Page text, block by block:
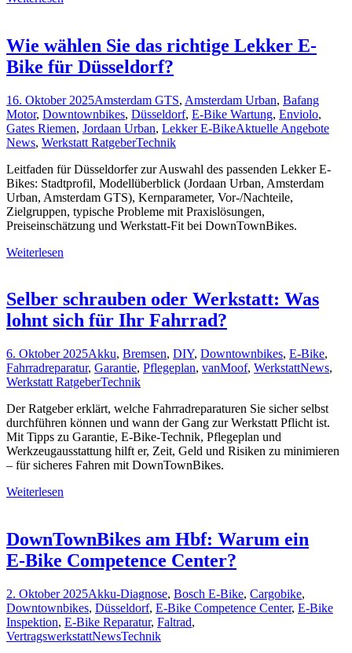
Wie wählen Sie das richtige Lekker E-
Bike für Düsseldorf?
16. Oktober 2025Amsterdam GTS, Amsterdam Urban, Bafang
Motor, Downtownbikes, Düsseldorf, E-Bike Wartung, Enviolo,
Gates Riemen, Jordaan Urban, Lekker E-BikeAktuelle Angebote
News, Werkstatt RatgeberTechnik
Leitfaden für Düsseldorfer zur Auswahl des passenden Lekker E-
Bikes: Stadtprofil, Modellüberblick (Jordaan Urban, Amsterdam
Urban, Amsterdam GTS), Kernparameter, Vor-/Nachteile,
Zielgruppen, typische Probleme mit Praxislösungen,
Preiseinschätzung und Werkstatt-Fit bei DownTownBikes.
Weiterlesen
Selber schrauben oder Werkstatt: Was
lohnt sich für Ihr Fahrrad?
6. Oktober 2025Akku, Bremsen, DIY, Downtownbikes, E-Bike,
Fahrradreparatur, Garantie, Pflegeplan, vanMoof, WerkstattNews,
Werkstatt RatgeberTechnik
Der Ratgeber erklärt, welche Fahrradreparaturen Sie sicher selbst
durchführen können und wann der Gang zur Werkstatt Pflicht ist.
Mit Tipps zu Garantie, E-Bike-Technik, Pflegeplan und
Werkzeugausstattung hilft er, Zeit, Geld und Risiken zu minimieren
– für sicheres Fahren mit DownTownBikes.
Weiterlesen
DownTownBikes am Hbf: Warum ein
E‑Bike Competence Center?
2. Oktober 2025Akku-Diagnose, Bosch E-Bike, Cargobike,
Downtownbikes, Düsseldorf, E-Bike Competence Center, E-Bike
Inspektion, E-Bike Reparatur, Faltrad,
VertragswerkstattNewsTechnik